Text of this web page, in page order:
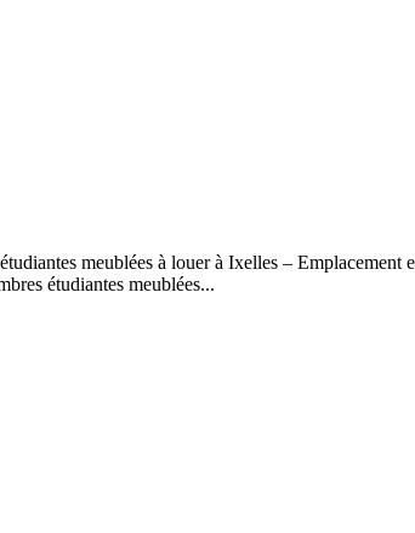
meublées à louer à Ixelles –
étudiantes meublées...